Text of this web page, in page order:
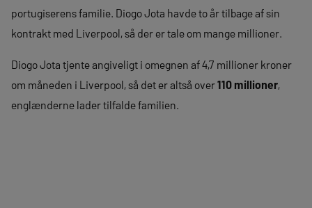
portugiserens familie. Diogo Jota havde to år tilbage af sin
kontrakt med Liverpool, så der er tale om mange millioner.
Diogo Jota tjente angiveligt i omegnen af 4,7 millioner kroner
om måneden i Liverpool, så det er altså over110 millioner,
englænderne lader tilfalde familien.